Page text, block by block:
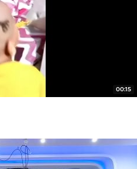
00:15